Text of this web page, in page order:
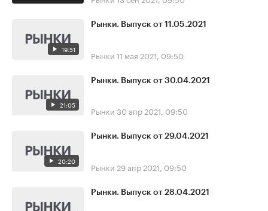
19:51
Рынки. Выпуск от 11.05.2021
Рынки 11 мая 2021, 09:50
21:05
Рынки. Выпуск от 30.04.2021
Рынки 30 апр 2021, 09:50
20:20
Рынки. Выпуск от 29.04.2021
Рынки 29 апр 2021, 09:50
Рынки. Выпуск от 28.04.2021